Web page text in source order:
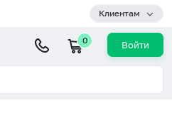
Клиентам
0 Войти